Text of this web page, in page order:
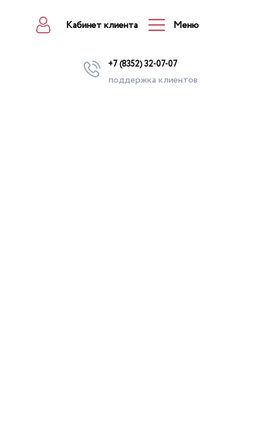
Кабинет клиента Меню
+7 (8352) 32-07-07
поддержка клиентов